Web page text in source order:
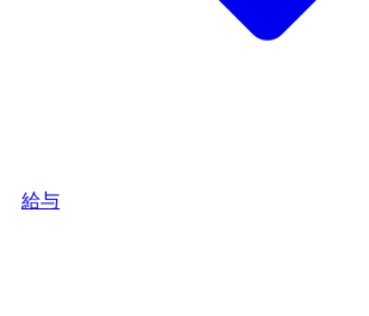
給与